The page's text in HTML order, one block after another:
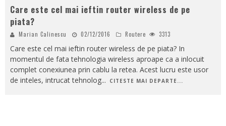
Care este cel mai ieftin router wireless de pe
piata?
Marian Calinescu 02/12/2016 Routere 3313
Care este cel mai ieftin router wireless de pe piata? In
momentul de fata tehnologia wireless aproape ca a inlocuit
complet conexiunea prin cablu la retea. Acest lucru este usor
de inteles, intrucat tehnolog... CITESTE MAI DEPARTE...